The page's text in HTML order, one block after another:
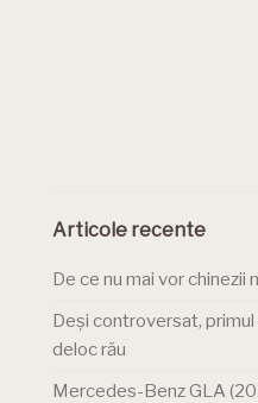
Articole recente
De ce nu mai vor
Deși controversat,
deloc rău
Mercedes-Benz GLA